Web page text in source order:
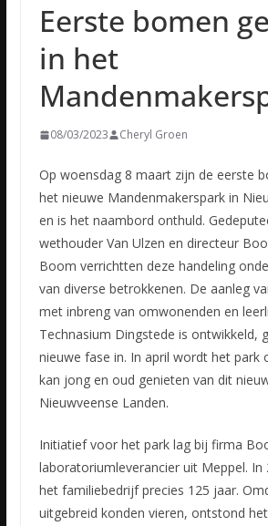
Eerste bomen
in het
08/03/2023 Cheryl Groen
Op woensdag 8 maart zijn de eerste
het nieuwe Mandenmakerspark in
en is het naambord onthuld.
wethouder Van Ulzen en directeur
Boom verrichtten deze handeling
van diverse betrokkenen. De aanleg
met inbreng van omwonenden en
Technasium Dingstede is ontwikkeld,
nieuwe fase in. In april wordt het park
kan jong en oud genieten van dit
Nieuwveense Landen.
Initiatief voor het park lag bij firma
laboratoriumleverancier uit Meppel. In
het familiebedrijf precies 125 jaar.
uitgebreid konden vieren, ontstond